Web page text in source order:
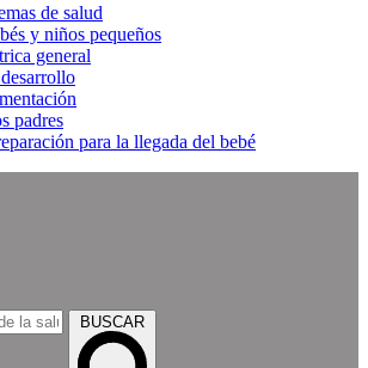
de salud
y niños pequeños
general
padres
para la llegada del bebé
BUSCAR